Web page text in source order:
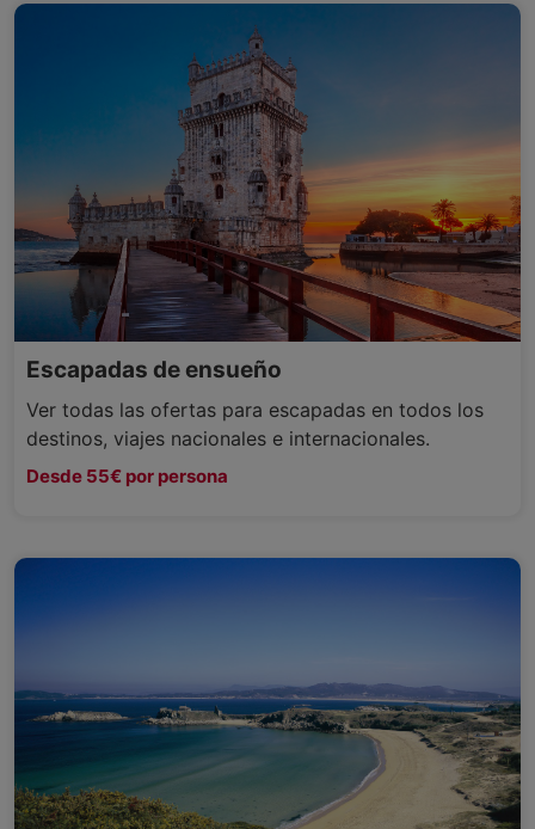
Escapadas de ensueño
Ver todas las ofertas para escapadas en todos los
destinos, viajes nacionales e internacionales.
Desde 55€ por persona